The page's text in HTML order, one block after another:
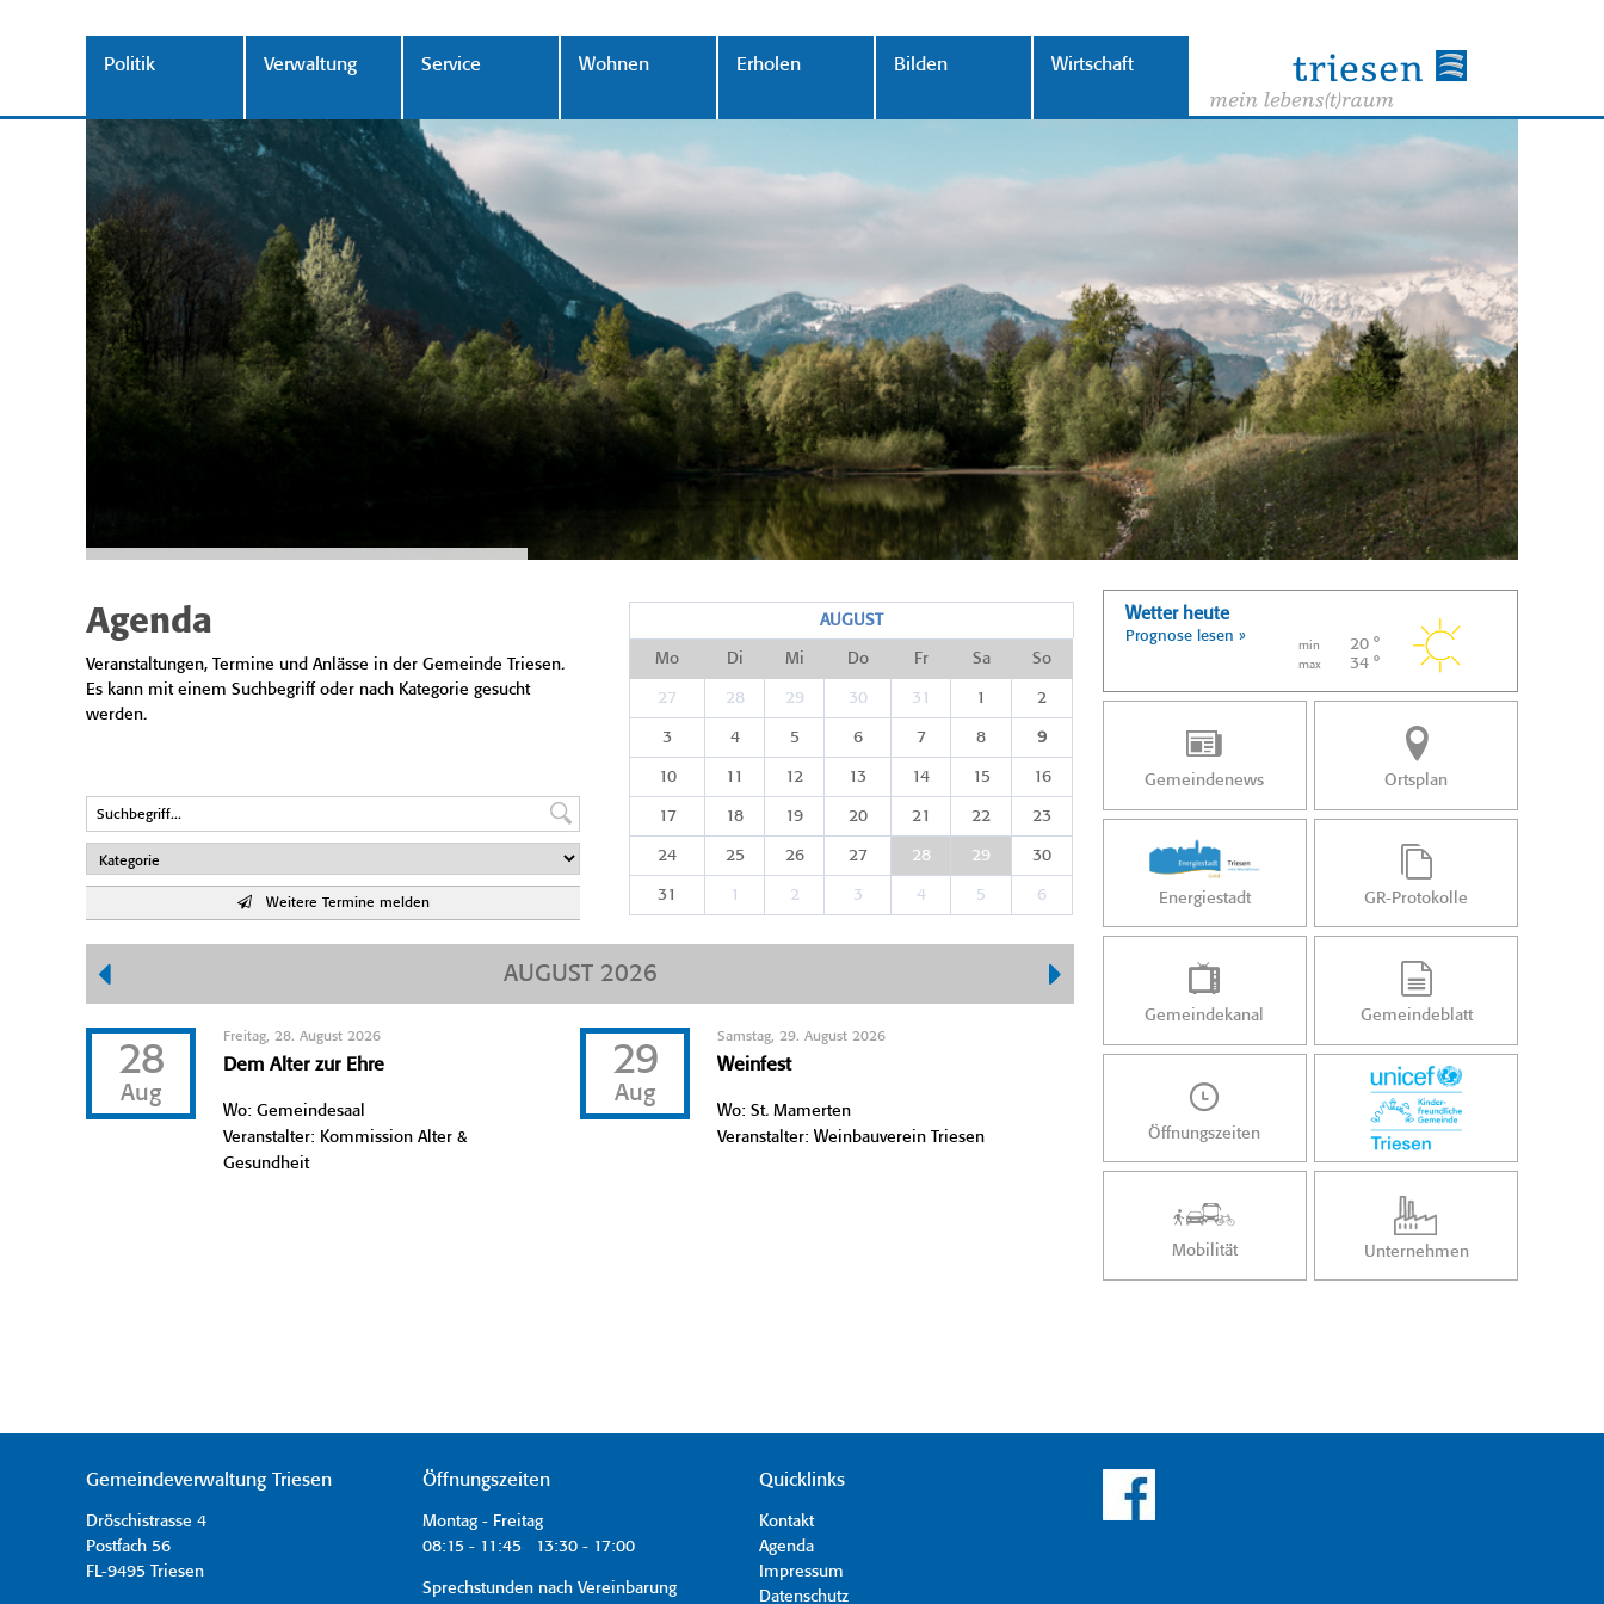
Politik Verwaltung Service Wohnen Erholen Bilden Wirtschaft
Agenda
Veranstaltungen, Termine und Anlässe in der Gemeinde Triesen.
Es kann mit einem Suchbegriff oder nach Kategorie gesucht
werden.
Weitere Termine melden
AUGUST
Mo Di Mi Do Fr Sa So
27 28 29 30 31 1 2
3 4 5 6 7 8 9
10 11 12 13 14 15 16
17 18 19 20 21 22 23
24 25 26 27 28 29 30
31 1 2 3 4 5 6
AUGUST 2026
28
Aug
Freitag, 28. August 2026
Dem Alter zur Ehre
Wo: Gemeindesaal
Veranstalter: Kommission Alter &
Gesundheit
29
Aug
Samstag, 29. August 2026
Weinfest
Wo: St. Mamerten
Veranstalter: Weinbauverein Triesen
Wetter heute
Prognose lesen »
min 20 °
max 34 °
Gemeindenews Ortsplan
Energiestadt GR-Protokolle
Gemeindekanal Gemeindeblatt
Öffnungszeiten
Mobilität Unternehmen
Gemeindeverwaltung Triesen
Dröschistrasse 4
Postfach 56
FL-9495 Triesen
Öffnungszeiten
Montag - Freitag
08:15 - 11:45 13:30 - 17:00
Sprechstunden nach Vereinbarung
Quicklinks
Kontakt
Agenda
Impressum
Datenschutz